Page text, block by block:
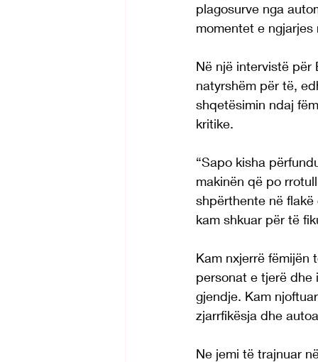
plagosurve nga
momentet e
Në një intervistë për
natyrshëm për të,
shqetësimin ndaj
kritike.
“Sapo kisha
makinën që po
shpërthente në
kam shkuar për të
Kam nxjerrë fëmijën
personat e tjerë dhe
gjendje. Kam
zjarrfikësja dhe
Ne jemi të trajnuar